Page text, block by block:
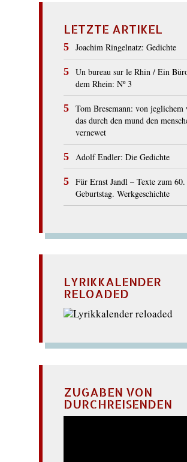
LETZTE ARTIKEL
Joachim Ringelnatz: Gedichte
Un bureau sur le Rhin / Ein
dem Rhein: Nº 3
Tom Bresemann: von jeglichem
das durch den mund den
vernewet
Adolf Endler: Die Gedichte
Für Ernst Jandl – Texte zum 60.
Geburtstag. Werkgeschichte
LYRIKKALENDER
RELOADED
ZUGABEN VON
DURCHREISENDEN